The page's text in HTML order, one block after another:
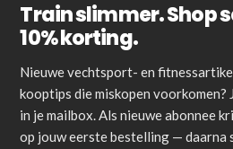
Train slimmer. Shop
10% korting.
Nieuwe vechtsport- en
kooptips die miskopen
in je mailbox. Als nieuwe abonnee
op jouw eerste bestelling — daarna